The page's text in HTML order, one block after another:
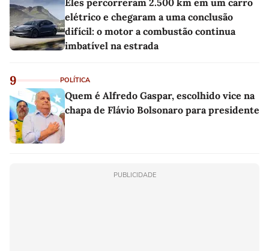
elétrico e chegaram a uma conclusão
difícil: o motor a combustão continua
imbatível na estrada
9 POLÍTICA
Quem é Alfredo Gaspar, escolhido vice na
chapa de Flávio Bolsonaro para presidente
PUBLICIDADE